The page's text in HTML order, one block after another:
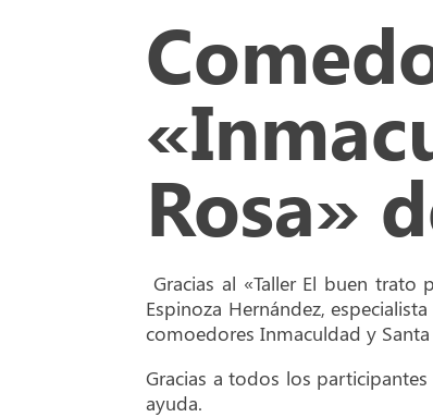
Rosa»
Gracias al «Taller El buen
Espinoza Hernández,
comoedores Inmaculdad y
Gracias a todos los
ayuda.